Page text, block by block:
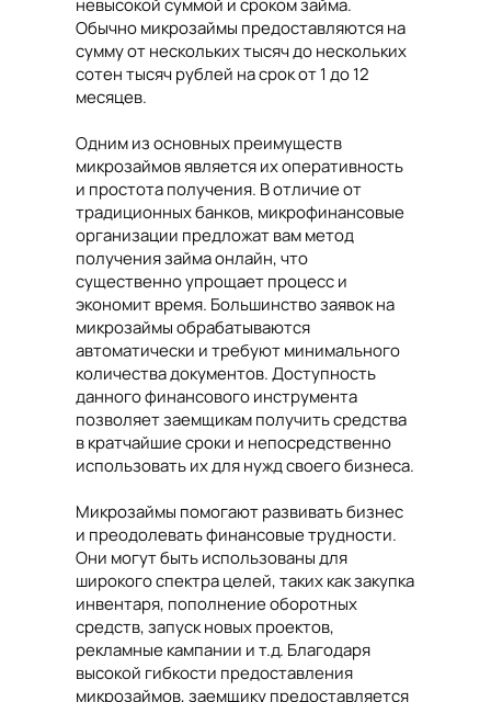
невысокой суммой и сроком займа.
Обычно микрозаймы предоставляются на
сумму от нескольких тысяч до нескольких
сотен тысяч рублей на срок от 1 до 12
месяцев.
Одним из основных преимуществ
микрозаймов является их оперативность
и простота получения. В отличие от
традиционных банков, микрофинансовые
организации предложат вам метод
получения займа онлайн, что
существенно упрощает процесс и
экономит время. Большинство заявок на
микрозаймы обрабатываются
автоматически и требуют минимального
количества документов. Доступность
данного финансового инструмента
позволяет заемщикам получить средства
в кратчайшие сроки и непосредственно
использовать их для нужд своего бизнеса.
Микрозаймы помогают развивать бизнес
и преодолевать финансовые трудности.
Они могут быть использованы для
широкого спектра целей, таких как закупка
инвентаря, пополнение оборотных
средств, запуск новых проектов,
рекламные кампании и т.д. Благодаря
высокой гибкости предоставления
микрозаймов, заемщику предоставляется